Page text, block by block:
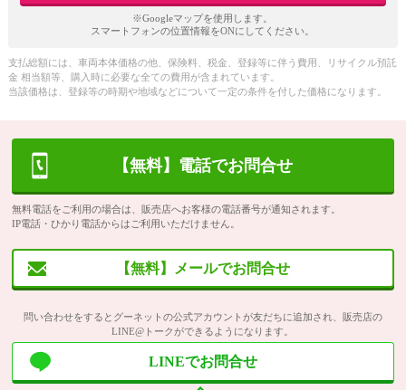
※Googleマップを使用します。
スマートフォンの位置情報をONにしてください。
支払総額には、車両本体価格の他、保険料、税金、登録等に伴う費用、リサイクル預託
金 相当額等、購入時に必要な全ての費用が含まれています。
当該価格は、登録等の時期や地域などについて一定の条件を付した価格になります。
【無料】電話でお問合せ
無料電話をご利用の場合は、販売店へお客様の電話番号が通知されます。
IP電話・ひかり電話からはご利用いただけません。
【無料】メールでお問合せ
問い合わせをするとグーネットの公式アカウントが友だちに追加され、販売店の
LINE@トークができるようになります。
LINEでお問合せ